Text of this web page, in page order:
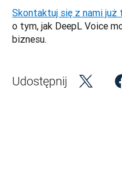
Skontaktuj się z nami już
o tym, jak DeepL Voice
biznesu.
Udostępnij